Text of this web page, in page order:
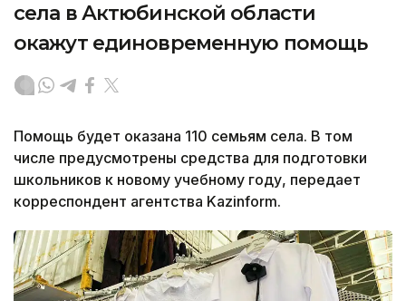
села в Актюбинской области
окажут единовременную помощь
Помощь будет оказана 110 семьям села. В том
числе предусмотрены средства для подготовки
школьников к новому учебному году, передает
корреспондент агентства Kazinform.